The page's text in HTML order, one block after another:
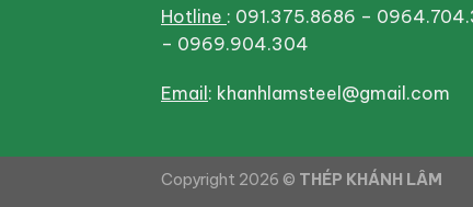
Hotline : 091.375.8686 –
– 0969.904.304
Email : khanhlamsteel@gmail.com
Copyright 2026 © THÉP KHÁNH LÂM